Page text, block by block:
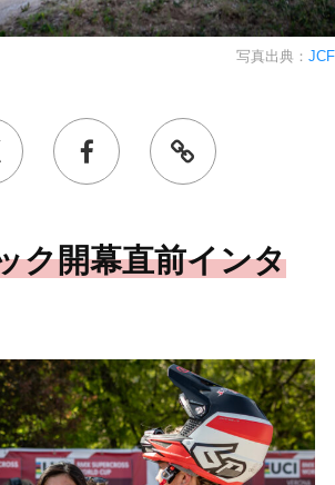
写真出典： JCF
ク開幕直前インタ